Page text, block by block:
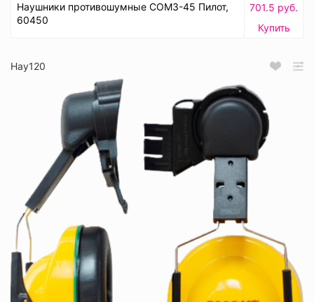
Наушники противошумные СОМЗ-45 Пилот,
60450
701.5 руб.
Купить
Нау120